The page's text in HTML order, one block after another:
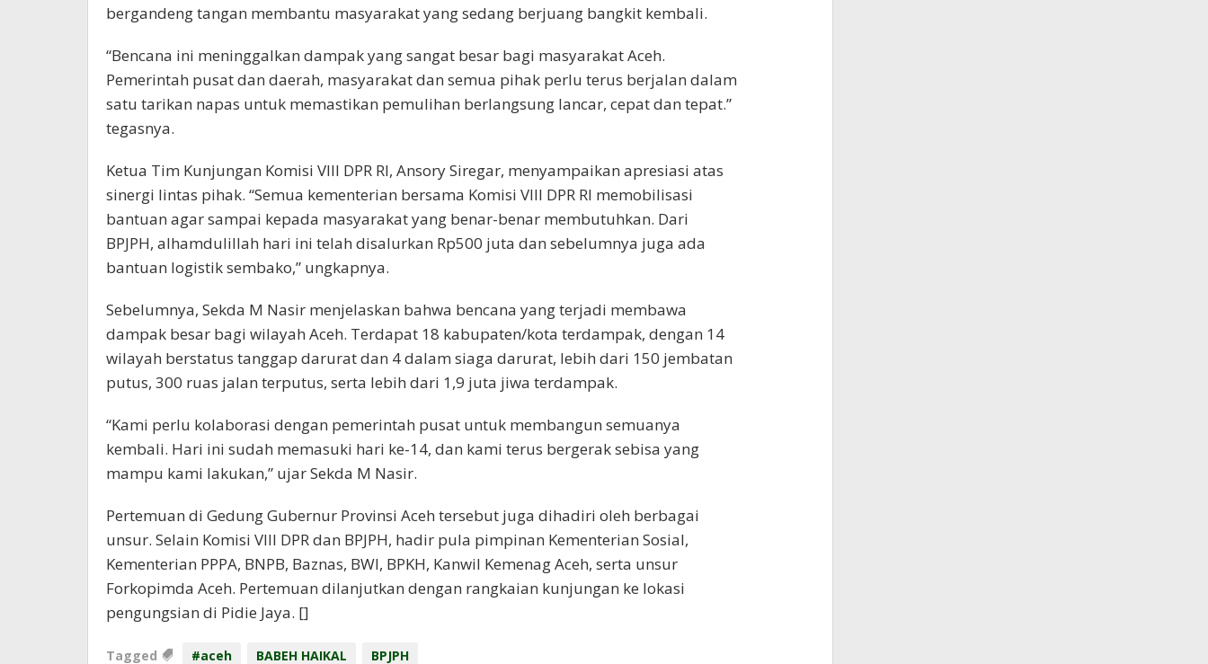
bergandeng tangan membantu masyarakat yang sedang berjuang bangkit kembali.
“Bencana ini meninggalkan dampak yang sangat besar bagi masyarakat Aceh.
Pemerintah pusat dan daerah, masyarakat dan semua pihak perlu terus berjalan dalam
satu tarikan napas untuk memastikan pemulihan berlangsung lancar, cepat dan tepat.”
tegasnya.
Ketua Tim Kunjungan Komisi VIII DPR RI, Ansory Siregar, menyampaikan apresiasi atas
sinergi lintas pihak. “Semua kementerian bersama Komisi VIII DPR RI memobilisasi
bantuan agar sampai kepada masyarakat yang benar-benar membutuhkan. Dari
BPJPH, alhamdulillah hari ini telah disalurkan Rp500 juta dan sebelumnya juga ada
bantuan logistik sembako,” ungkapnya.
Sebelumnya, Sekda M Nasir menjelaskan bahwa bencana yang terjadi membawa
dampak besar bagi wilayah Aceh. Terdapat 18 kabupaten/kota terdampak, dengan 14
wilayah berstatus tanggap darurat dan 4 dalam siaga darurat, lebih dari 150 jembatan
putus, 300 ruas jalan terputus, serta lebih dari 1,9 juta jiwa terdampak.
“Kami perlu kolaborasi dengan pemerintah pusat untuk membangun semuanya
kembali. Hari ini sudah memasuki hari ke-14, dan kami terus bergerak sebisa yang
mampu kami lakukan,” ujar Sekda M Nasir.
Pertemuan di Gedung Gubernur Provinsi Aceh tersebut juga dihadiri oleh berbagai
unsur. Selain Komisi VIII DPR dan BPJPH, hadir pula pimpinan Kementerian Sosial,
Kementerian PPPA, BNPB, Baznas, BWI, BPKH, Kanwil Kemenag Aceh, serta unsur
Forkopimda Aceh. Pertemuan dilanjutkan dengan rangkaian kunjungan ke lokasi
pengungsian di Pidie Jaya. []
Tagged #aceh BABEH HAIKAL BPJPH